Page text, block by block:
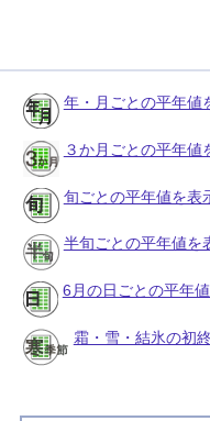
年・月ごとの平年値
３か月ごとの平年値
旬ごとの平年値を表
半旬ごとの平年値を
6月の日ごとの平年
霜・雪・結氷の初